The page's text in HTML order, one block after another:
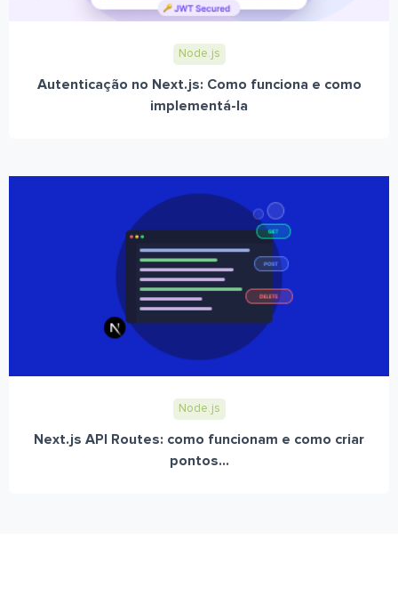
Node.js
Autenticação no Next.js: Como funciona e como
implementá-la
Node.js
Next.js API Routes: como funcionam e como criar
pontos...